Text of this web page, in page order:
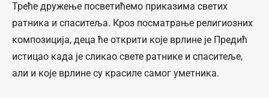
Треће дружење посветићемо приказима светих
ратника и спаситеља. Кроз посматрање религиозних
композиција, деца ће открити које врлине је Предић
истицао када је сликао свете ратнике и спаситеље,
али и које врлине су красиле самог уметника.